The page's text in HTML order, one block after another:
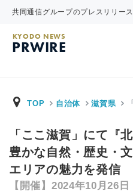
共同通信グループのプレスリリー
KYODO NEWS
PRWIRE
TOP 自治体 滋賀県
「ここ滋賀」にて『
豊かな自然・歴史・
エリアの魅力を発信
【開催】2024年10月26